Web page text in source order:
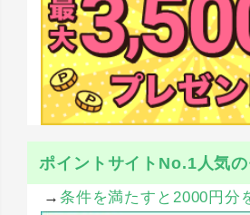
ポイントサイトNo.1人気
→ 条件を満たすと2000円分